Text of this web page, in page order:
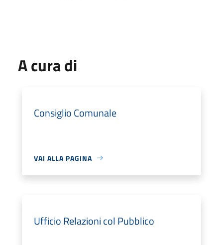
A cura di
Consiglio Comunale
VAI ALLA PAGINA
Ufficio Relazioni col Pubblico